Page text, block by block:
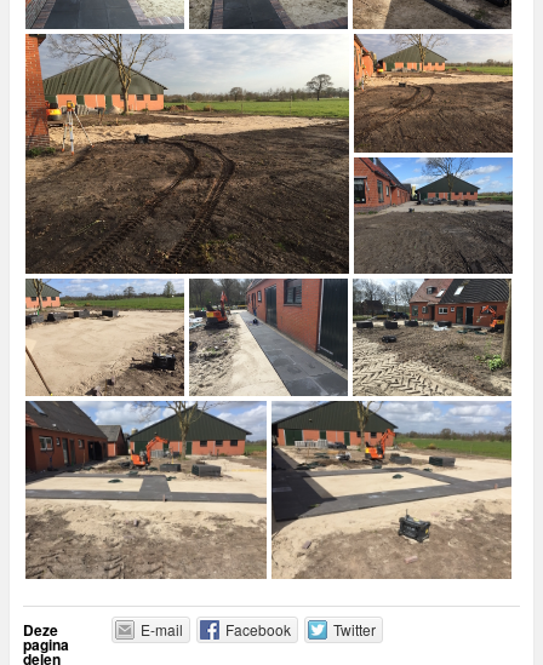
Deze
pagina
delen
E-mail Facebook Twitter